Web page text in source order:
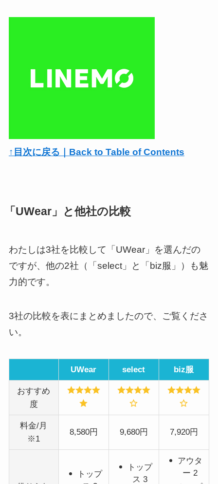
↑目次に戻る｜Back to Table of Contents
「UWear」と他社の比較
わたしは3社を比較して「UWear」を選んだの
ですが、他の2社（「select」と「biz服」）も魅
力的です。
3社の比較を表にまとめましたので、ご覧くださ
い。
UWear select biz服
おすすめ
度
料金/月
※1
8,580円 9,680円 7,920円
トップ
トップ
ス 3
アウタ
ー 2